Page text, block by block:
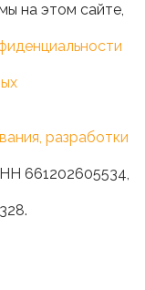
на этом сайте,
разработки
661202605534,